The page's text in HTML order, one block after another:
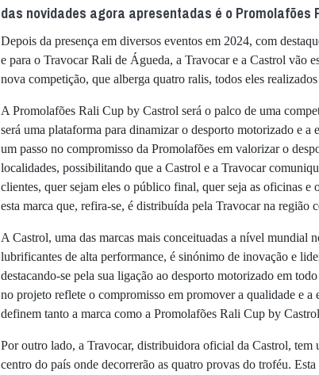
das novidades agora apresentadas é o Promolafões
Depois da presença em diversos eventos em 2024, com
e para o Travocar Rali de Águeda, a Travocar e a Castrol vão
nova competição, que alberga quatro ralis, todos eles
A Promolafões Rali Cup by Castrol será o palco de uma
será uma plataforma para dinamizar o desporto motorizado e a
um passo no compromisso da Promolafões em valorizar o
localidades, possibilitando que a Castrol e a Travocar
clientes, quer sejam eles o público final, quer seja as oficinas e
esta marca que, refira-se, é distribuída pela Travocar na região
A Castrol, uma das marcas mais conceituadas a nível mundial
lubrificantes de alta performance, é sinónimo de inovação e
destacando-se pela sua ligação ao desporto motorizado em
no projeto reflete o compromisso em promover a qualidade e a
definem tanto a marca como a Promolafões Rali Cup by
Por outro lado, a Travocar, distribuidora oficial da Castrol, tem
centro do país onde decorrerão as quatro provas do troféu. Esta